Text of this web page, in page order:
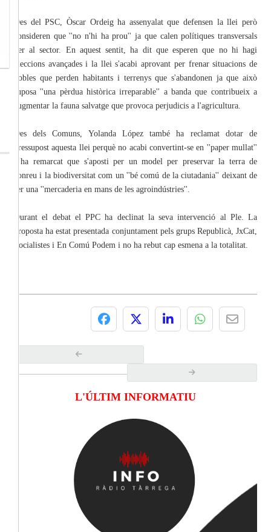
Des del PSC, Òscar Ordeig ha assenyalat que defensen la llei però
consideren que ''no n'hi ha prou'' ja que calen polítiques transversals
per al sector. En aquest sentit, ha dit que esperen que no hi hagi
eleccions avançades i la llei s'acabi aprovant per frenar situacions de
pobles que perden habitants i terrenys que s'abandonen ja que això
suposa ''una pèrdua històrica irreparable'' a banda que contribueix a
augmentar la fauna salvatge que provoca perjudicis a l'agricultura.
Des dels Comuns, Yolanda López també ha reclamat dotar de
pressupost aquesta llei perquè no acabi convertint-se en ''paper mullat''
i ha remarcat que s'aposti per un model per preservar la terra de
conreu i la biodiversitat com un ''bé comú de la ciutadania'' deixant de
ser una ''mercaderia en mans de les agroindústries''.
Durant el debat el PPC ha declinat la seva intervenció al Ple. La
proposta ha estat presentada conjuntament pels grups Republicà, JxCat,
Socialistes i En Comú Podem i no ha rebut cap esmena a la totalitat.
L'ÚLTIM INFORMATIU